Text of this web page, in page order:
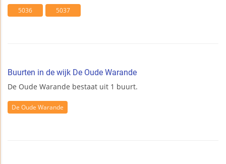
5036 5037
Buurten in de wijk De Oude Warande
De Oude Warande bestaat uit 1 buurt.
De Oude Warande